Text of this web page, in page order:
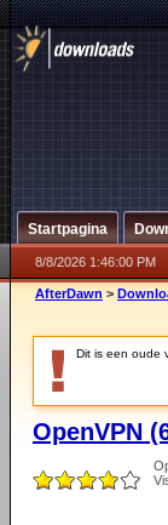
Startpagina
8/8/2026 1:46:00 PM
AfterDawn >
Dit is een oude
OpenVPN